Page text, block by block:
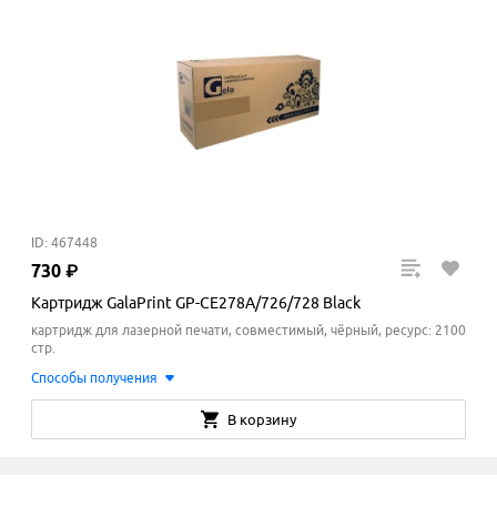
ID: 467448
730 ₽
Картридж GalaPrint GP-CE278A/726/728 Black
картридж для лазерной печати, совместимый, чёрный, ресурс: 2100
стр.
Способы получения
В корзину